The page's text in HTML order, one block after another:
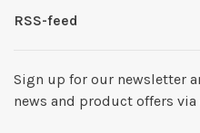
RSS-feed
Sign up for our newsletter
news and product offers via